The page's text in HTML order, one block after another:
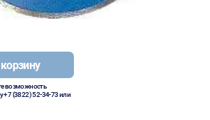
возможность
+7 (3822) 52-34-73или